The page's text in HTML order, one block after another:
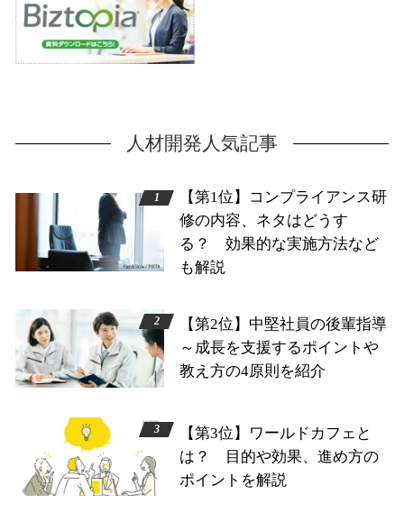
人材開発人気記事
【第1位】コンプライアンス研
修の内容、ネタはどうす
る？ 効果的な実施方法など
も解説
【第2位】中堅社員の後輩指導
～成長を支援するポイントや
教え方の4原則を紹介
【第3位】ワールドカフェと
は？ 目的や効果、進め方の
ポイントを解説